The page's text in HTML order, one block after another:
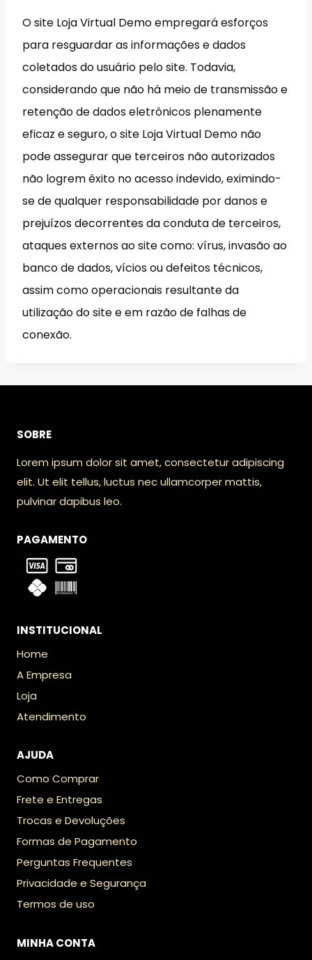
O site Loja Virtual Demo empregará esforços
para resguardar as informações e dados
coletados do usuário pelo site. Todavia,
considerando que não há meio de transmissão e
retenção de dados eletrônicos plenamente
eficaz e seguro, o site Loja Virtual Demo não
pode assegurar que terceiros não autorizados
não logrem êxito no acesso indevido, eximindo-
se de qualquer responsabilidade por danos e
prejuízos decorrentes da conduta de terceiros,
ataques externos ao site como: vírus, invasão ao
banco de dados, vícios ou defeitos técnicos,
assim como operacionais resultante da
utilização do site e em razão de falhas de
conexão.
SOBRE
Lorem ipsum dolor sit amet, consectetur adipiscing
elit. Ut elit tellus, luctus nec ullamcorper mattis,
pulvinar dapibus leo.
PAGAMENTO
INSTITUCIONAL
Home
A Empresa
Loja
Atendimento
AJUDA
Como Comprar
Frete e Entregas
Trocas e Devoluções
Formas de Pagamento
Perguntas Frequentes
Privacidade e Segurança
Termos de uso
MINHA CONTA